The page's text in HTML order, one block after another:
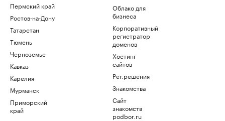
Пермский край
Ростов-на-Дону
Татарстан
Тюмень
Черноземье
Кавказ
Карелия
Мурманск
Приморский
край
Облако для
бизнеса
Корпоративный
регистратор
доменов
Хостинг
сайтов
Рег.решения
Знакомства
Сайт
знакомств
podbor.ru